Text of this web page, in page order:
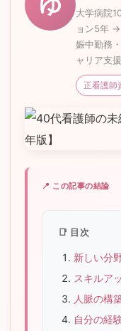
大学病院
ョン5年
娠中勤務
ャリア支
正看護師
📍 この記事の結論
📑 目次
新しい分
スキルア
人脈の構
自分の経